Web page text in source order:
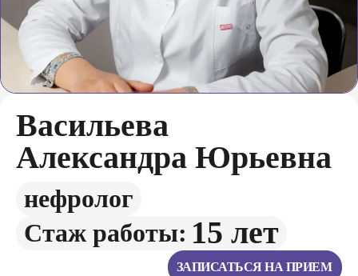
Васильева
Александра Юрьевна
нефролог
Стаж работы: 15 лет
ЗАПИСАТЬСЯ НА ПРИЕМ